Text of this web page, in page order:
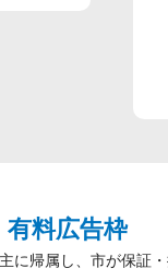
有料広告枠
に帰属し、市が保証